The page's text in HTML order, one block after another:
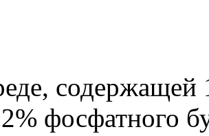
содержащей
фосфатного